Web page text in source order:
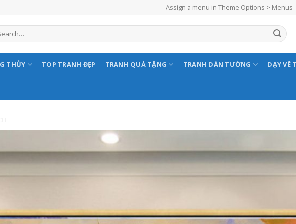
Assign a menu in Theme Options > Menus
THỦY TOP TRANH ĐẸP TRANH QUÀ TẶNG TRANH DÁN TƯỜNG DẠY VẼ